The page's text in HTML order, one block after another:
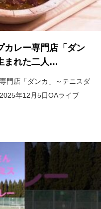
カレー専門店「ダン
まれた二人…
門店「ダンカ」～テニスダ
年12月5日OAライブ